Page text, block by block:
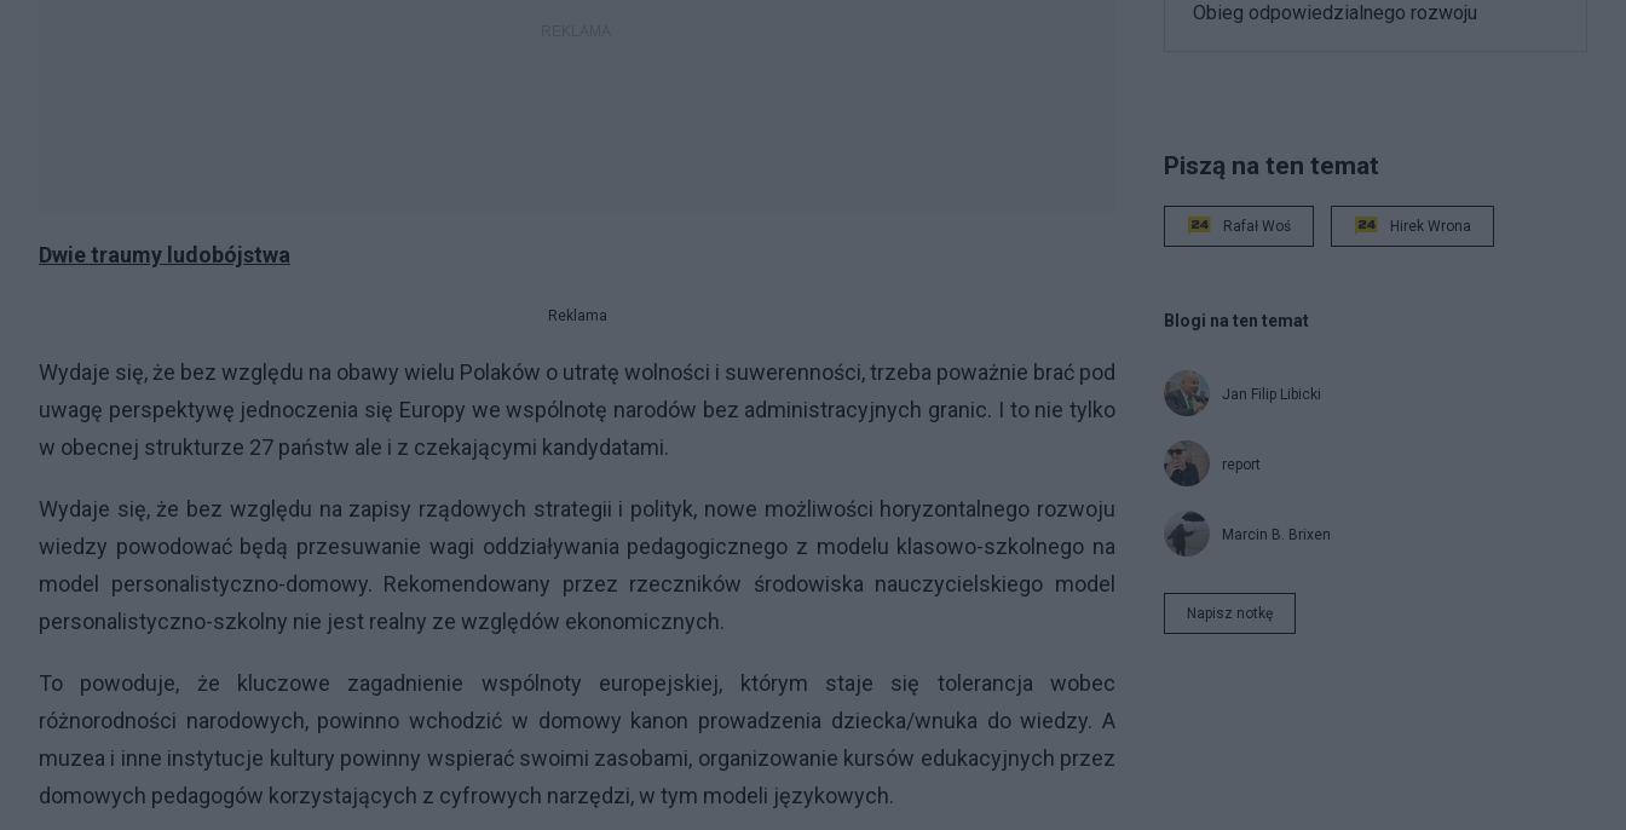
Dwie traumy ludobójstwa
Reklama
Wydaje się, że bez względu na obawy wielu Polaków o utratę wolności i suwerenności, trzeba poważnie brać pod
uwagę perspektywę jednoczenia się Europy we wspólnotę narodów bez administracyjnych granic. I to nie tylko
w obecnej strukturze 27 państw ale i z czekającymi kandydatami.
Wydaje się, że bez względu na zapisy rządowych strategii i polityk, nowe możliwości horyzontalnego rozwoju
wiedzy powodować będą przesuwanie wagi oddziaływania pedagogicznego z modelu klasowo-szkolnego na
model personalistyczno-domowy. Rekomendowany przez rzeczników środowiska nauczycielskiego model
personalistyczno-szkolny nie jest realny ze względów ekonomicznych.
To powoduje, że kluczowe zagadnienie wspólnoty europejskiej, którym staje się tolerancja wobec
różnorodności narodowych, powinno wchodzić w domowy kanon prowadzenia dziecka/wnuka do wiedzy. A
muzea i inne instytucje kultury powinny wspierać swoimi zasobami, organizowanie kursów edukacyjnych przez
domowych pedagogów korzystających z cyfrowych narzędzi, w tym modeli językowych.
Obieg odpowiedzialnego rozwoju
Piszą na ten temat
Rafał Woś Hirek Wrona
Blogi na ten temat
Jan Filip Libicki
report
Marcin B. Brixen
Napisz notkę